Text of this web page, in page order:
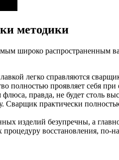
методики
широко
легко справляются
полностью проявляет себя
правда, не будет столь
практически
изделий безупречны, а
восстановления, по-